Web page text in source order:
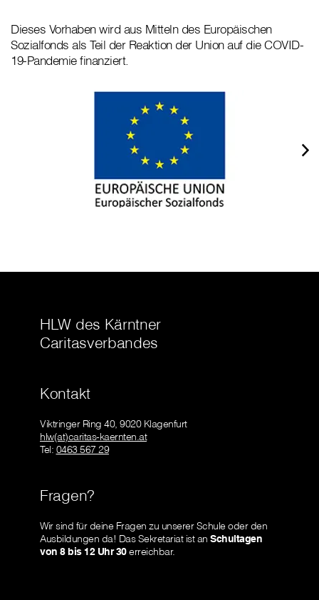
Dieses Vorhaben wird aus Mitteln des Europäischen
Sozialfonds als Teil der Reaktion der Union auf die COVID-
19-Pandemie finanziert.
HLW des Kärntner
Caritasverbandes
Kontakt
Viktringer Ring 40, 9020 Klagenfurt
hlw(at)caritas-kaernten.at
Tel: 0463 567 29
Fragen?
Wir sind für deine Fragen zu unserer Schule oder den
Ausbildungen da! Das Sekretariat ist an Schultagen
von 8 bis 12 Uhr 30erreichbar.